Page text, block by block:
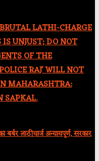
बर्बर लाठीचार्ज अन्यायपूर्ण, सरकार